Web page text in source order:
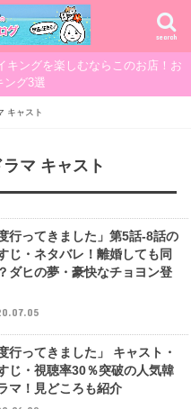
search
キングを楽しむならこのお店！お
ング3選
キャスト
マ キャスト
度行ってきました」第5話-8話の
じ・ネタバレ！離婚しても同
ダヒの夢・豪快なチョヨン登
行ってきました」 キャスト・
じ・視聴率30％突破の人気韓
マ！見どころも紹介